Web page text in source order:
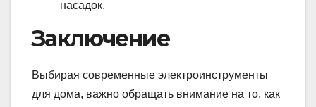
насадок.
Заключение
Выбирая современные электроинструменты
для дома, важно обращать внимание на то, как